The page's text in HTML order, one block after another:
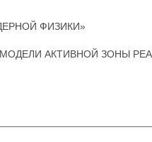
ФИЗИКИ»
АКТИВНОЙ ЗОНЫ